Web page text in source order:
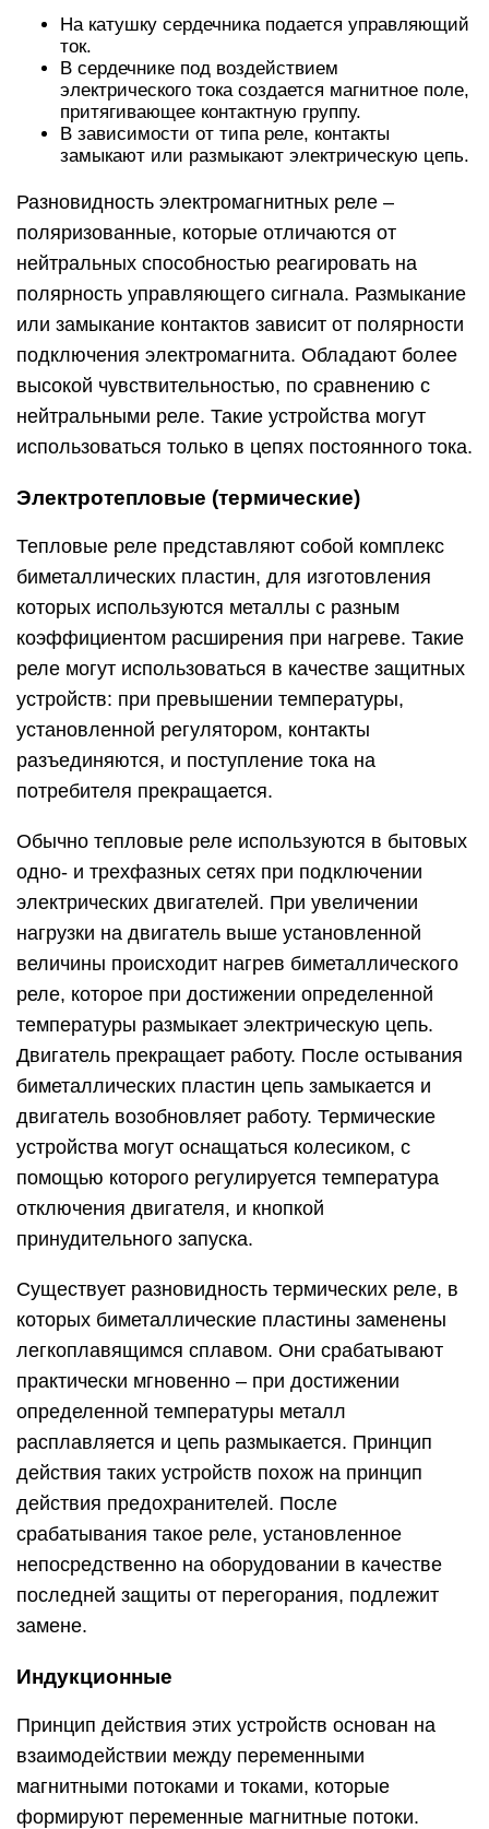
На катушку сердечника подается управляющий
ток.
В сердечнике под воздействием
электрического тока создается магнитное поле,
притягивающее контактную группу.
В зависимости от типа реле, контакты
замыкают или размыкают электрическую цепь.
Разновидность электромагнитных реле –
поляризованные, которые отличаются от
нейтральных способностью реагировать на
полярность управляющего сигнала. Размыкание
или замыкание контактов зависит от полярности
подключения электромагнита. Обладают более
высокой чувствительностью, по сравнению с
нейтральными реле. Такие устройства могут
использоваться только в цепях постоянного тока.
Электротепловые (термические)
Тепловые реле представляют собой комплекс
биметаллических пластин, для изготовления
которых используются металлы с разным
коэффициентом расширения при нагреве. Такие
реле могут использоваться в качестве защитных
устройств: при превышении температуры,
установленной регулятором, контакты
разъединяются, и поступление тока на
потребителя прекращается.
Обычно тепловые реле используются в бытовых
одно- и трехфазных сетях при подключении
электрических двигателей. При увеличении
нагрузки на двигатель выше установленной
величины происходит нагрев биметаллического
реле, которое при достижении определенной
температуры размыкает электрическую цепь.
Двигатель прекращает работу. После остывания
биметаллических пластин цепь замыкается и
двигатель возобновляет работу. Термические
устройства могут оснащаться колесиком, с
помощью которого регулируется температура
отключения двигателя, и кнопкой
принудительного запуска.
Существует разновидность термических реле, в
которых биметаллические пластины заменены
легкоплавящимся сплавом. Они срабатывают
практически мгновенно – при достижении
определенной температуры металл
расплавляется и цепь размыкается. Принцип
действия таких устройств похож на принцип
действия предохранителей. После
срабатывания такое реле, установленное
непосредственно на оборудовании в качестве
последней защиты от перегорания, подлежит
замене.
Индукционные
Принцип действия этих устройств основан на
взаимодействии между переменными
магнитными потоками и токами, которые
формируют переменные магнитные потоки.